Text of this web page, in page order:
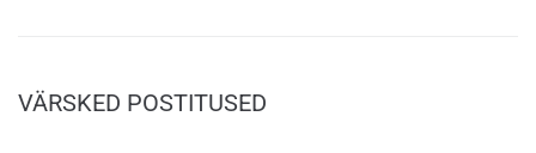
VÄRSKED POSTITUSED